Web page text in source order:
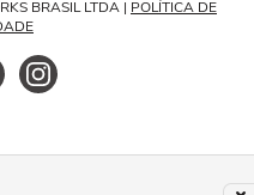
BRASIL LTDA | POLÍTICA DE